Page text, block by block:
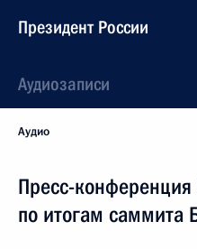
Президент России
Аудиозаписи
Аудио
Пресс-
по итогам саммита